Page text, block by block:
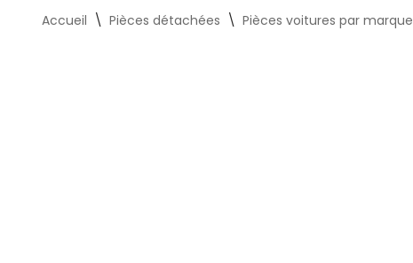
Accueil \ Pièces détachées \ Pièces voitures par marque